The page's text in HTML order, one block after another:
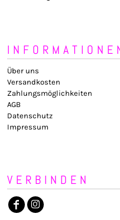
Über uns
Versandkosten
Zahlungsmöglichkeiten
AGB
Datenschutz
Impressum
VERBINDEN